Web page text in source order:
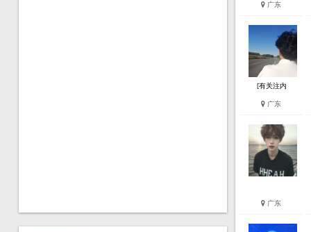
广东
[有关注内
广东
广东